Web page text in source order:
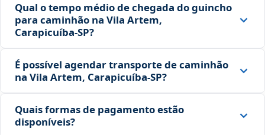
Qual o tempo médio de chegada do guincho
para caminhão na Vila Artem,
Carapicuíba‑SP?
É possível agendar transporte de caminhão
na Vila Artem, Carapicuíba‑SP?
Quais formas de pagamento estão
disponíveis?